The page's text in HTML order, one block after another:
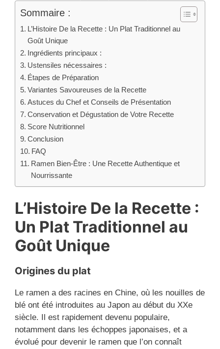
Sommaire :
L’Histoire De la Recette : Un Plat Traditionnel au
Goût Unique
Ingrédients principaux :
Ustensiles nécessaires :
Étapes de Préparation
Variantes Savoureuses de la Recette
Astuces du Chef et Conseils de Présentation
Conservation et Dégustation de Votre Recette
Score Nutritionnel
Conclusion
FAQ
Ramen Bien-Être : Une Recette Authentique et
Nourrissante
L’Histoire De la Recette :
Un Plat Traditionnel au
Goût Unique
Origines du plat
Le ramen a des racines en Chine, où les nouilles de
blé ont été introduites au Japon au début du XXe
siècle. Il est rapidement devenu populaire,
notamment dans les échoppes japonaises, et a
évolué pour devenir le ramen que l’on connaît